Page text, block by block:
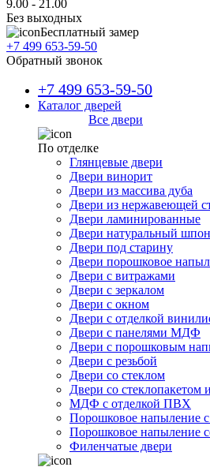
9.00 - 21.00
Без выходных
Бесплатный замер
+7 499 653-59-50
Обратный звонок
+7 499 653-59-50
Каталог дверей
Все двери
По отделке
Глянцевые двери
Двери винорит
Двери из массива дуба
Двери из нержавеющей
Двери ламинированные
Двери натуральный шпон
Двери под старину
Двери порошковое
Двери с витражами
Двери с зеркалом
Двери с окном
Двери с отделкой
Двери с панелями МДФ
Двери с порошковым
Двери с резьбой
Двери со стеклом
Двери со стеклопакетом
МДФ с отделкой ПВХ
Порошковое напыление
Порошковое напыление
Филенчатые двери